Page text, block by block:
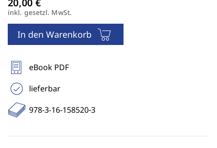
inkl. gesetzl. MwSt.
In den Warenkorb
eBook PDF
lieferbar
978-3-16-158520-3